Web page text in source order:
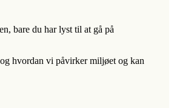
bare du har lyst til at gå på
hvordan vi påvirker miljøet og kan